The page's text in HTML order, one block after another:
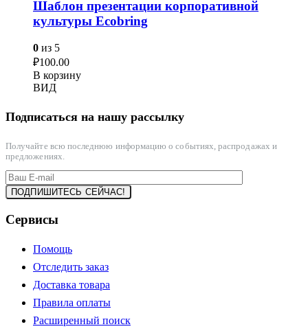
Шаблон презентации корпоративной
культуры Ecobring
0 из 5
₽100.00
В корзину
ВИД
Подписаться на нашу рассылку
Получайте всю последнюю информацию о событиях, распродажах и
предложениях.
Сервисы
Помощь
Отследить заказ
Доставка товара
Правила оплаты
Расширенный поиск